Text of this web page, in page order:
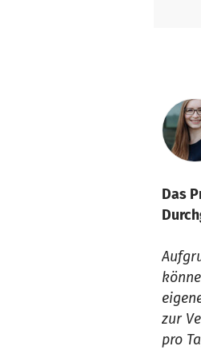
Das
zur
pro